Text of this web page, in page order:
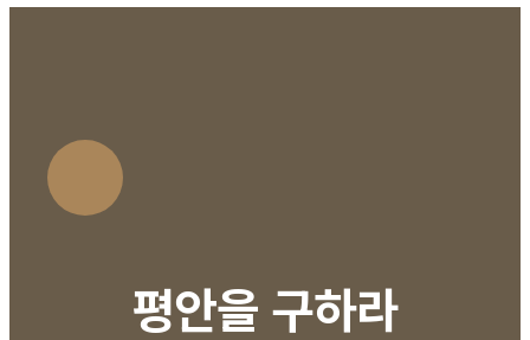
평안을 구하라